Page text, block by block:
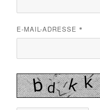
E-MAIL-ADRESSE *